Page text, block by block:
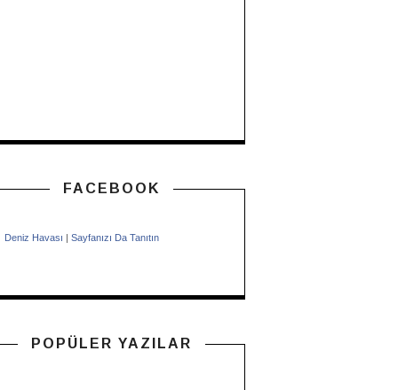
FACEBOOK
Deniz Havası | Sayfanızı Da Tanıtın
POPÜLER YAZILAR